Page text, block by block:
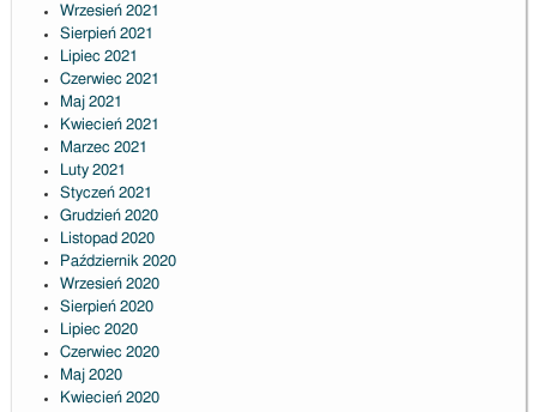
Wrzesień 2021
Sierpień 2021
Lipiec 2021
Czerwiec 2021
Maj 2021
Kwiecień 2021
Marzec 2021
Luty 2021
Styczeń 2021
Grudzień 2020
Listopad 2020
Październik 2020
Wrzesień 2020
Sierpień 2020
Lipiec 2020
Czerwiec 2020
Maj 2020
Kwiecień 2020